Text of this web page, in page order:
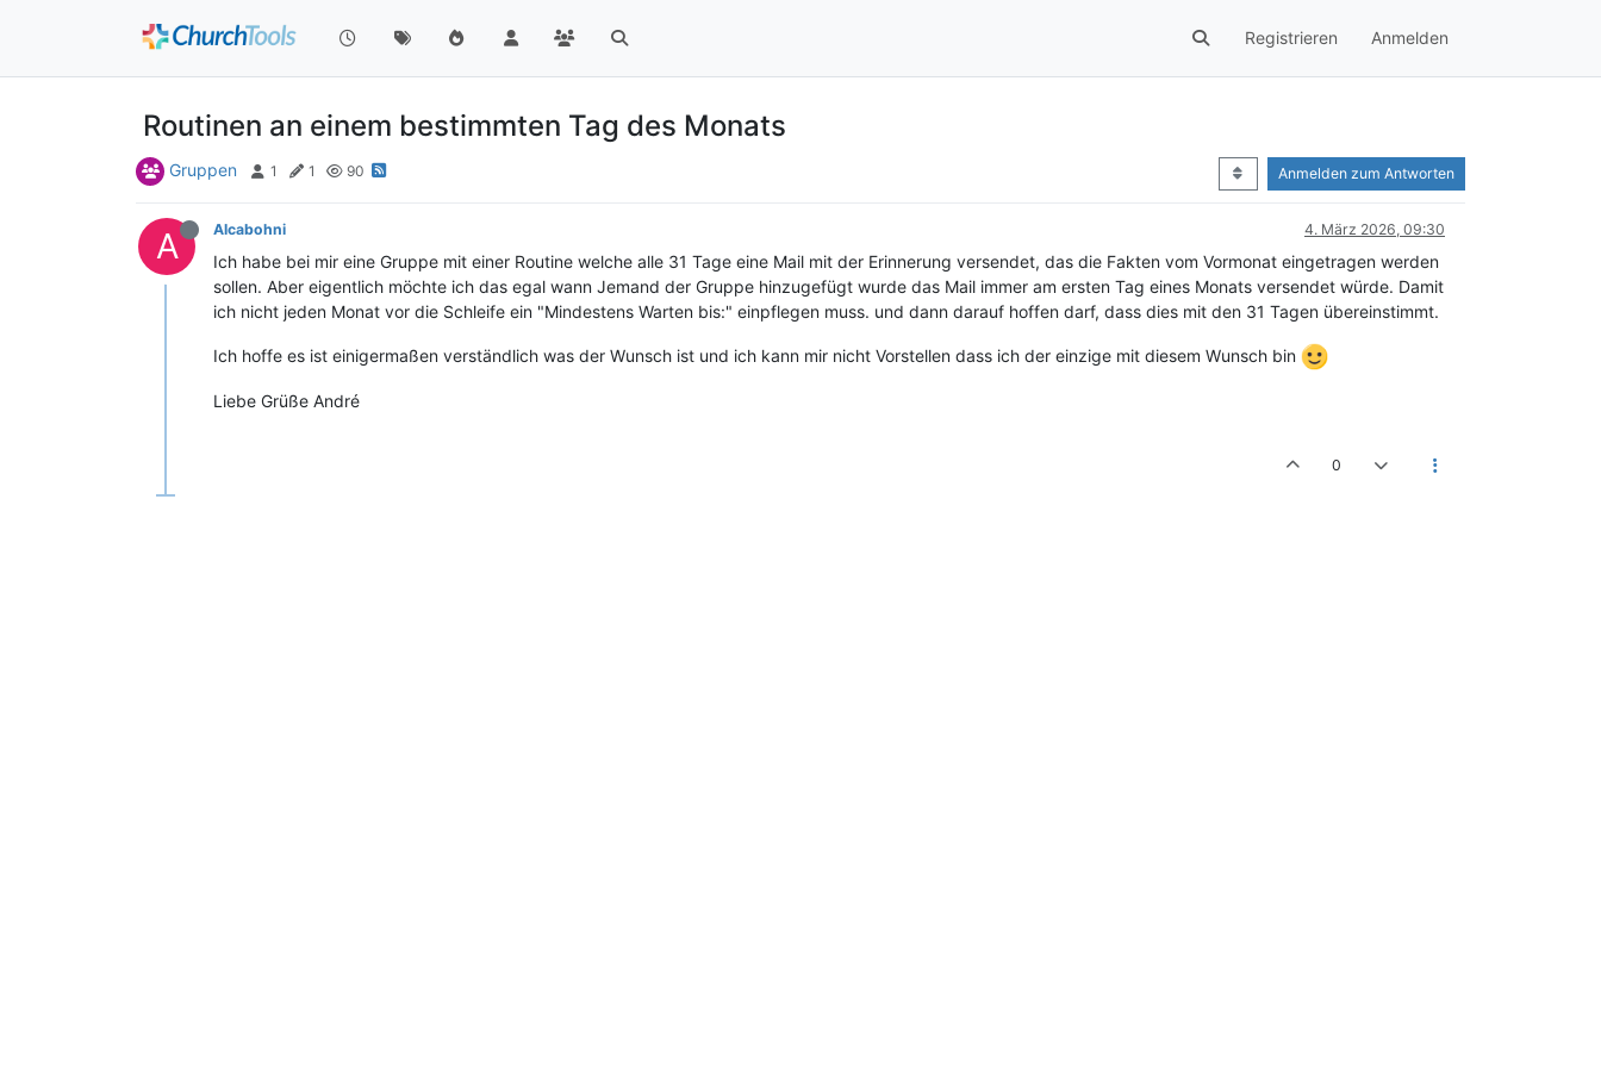
Registrieren Anmelden
Routinen an einem bestimmten Tag des Monats
Gruppen 1 1 90 Anmelden zum Antworten
A Alcabohni 4. März 2026, 09:30
Ich habe bei mir eine Gruppe mit einer Routine welche alle 31 Tage eine Mail mit der Erinnerung versendet, das die Fakten vom Vormonat eingetragen werden
sollen. Aber eigentlich möchte ich das egal wann Jemand der Gruppe hinzugefügt wurde das Mail immer am ersten Tag eines Monats versendet würde. Damit
ich nicht jeden Monat vor die Schleife ein "Mindestens Warten bis:" einpflegen muss. und dann darauf hoffen darf, dass dies mit den 31 Tagen übereinstimmt.
Ich hoffe es ist einigermaßen verständlich was der Wunsch ist und ich kann mir nicht Vorstellen dass ich der einzige mit diesem Wunsch bin
Liebe Grüße André
0